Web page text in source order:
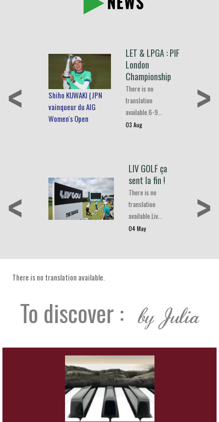
<
Shiho KUWAKI (JPN
vainqueur du AIG
Women's Open
LET & LPGA : PIF
London
Championship
There is no
translation
available.6-9…
03 Aug
>
<
LIV GOLF ça
sent la fin !
There is no
translation
available.Liv…
04 May >
There is no translation available.
To discover : by Julia